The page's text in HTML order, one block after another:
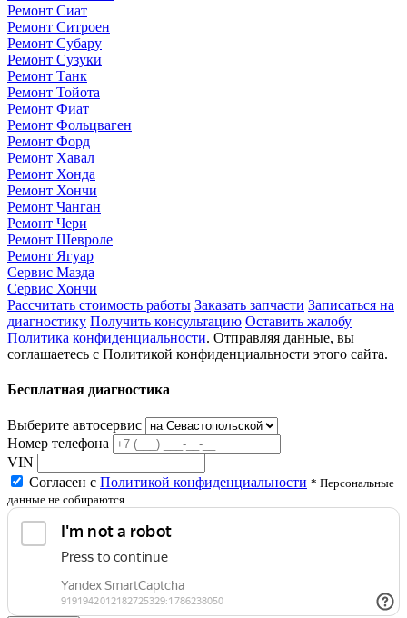
Ремонт Сиат
Ремонт Ситроен
Ремонт Субару
Ремонт Сузуки
Ремонт Танк
Ремонт Тойота
Ремонт Фиат
Ремонт Фольцваген
Ремонт Форд
Ремонт Хавал
Ремонт Хонда
Ремонт Хончи
Ремонт Чанган
Ремонт Чери
Ремонт Шевроле
Ремонт Ягуар
Сервис Мазда
Сервис Хончи
Рассчитать стоимость работы Заказать запчасти Записаться на
диагностику Получить консультацию Оставить жалобу
Политика конфиденциальности. Отправляя данные, вы
соглашаетесь с Политикой конфиденциальности этого сайта.
Бесплатная диагностика
Выберите автосервис
Номер телефона
VIN
Согласен с Политикой конфиденциальности * Персональные
данные не собираются